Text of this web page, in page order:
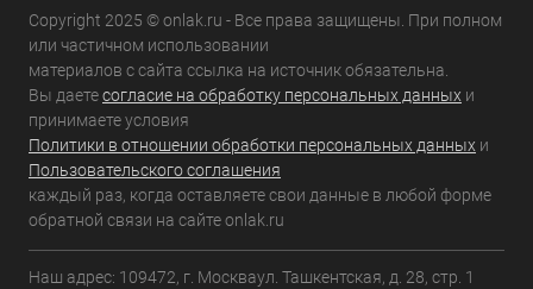
Copyright 2025 © onlak.ru - Все права защищены. При полном
или частичном использовании
материалов с сайта ссылка на источник обязательна.
Вы даетесогласие на обработку персональных данных и
принимаете условия
Политики в отношении обработки персональных данных и
Пользовательского соглашения
каждый раз, когда оставляете свои данные в любой форме
обратной связи на сайте onlak.ru
Наш адрес: 109472, г. Москваул. Ташкентская, д. 28, стр. 1